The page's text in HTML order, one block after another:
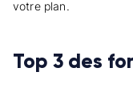
votre plan.
Top 3 des